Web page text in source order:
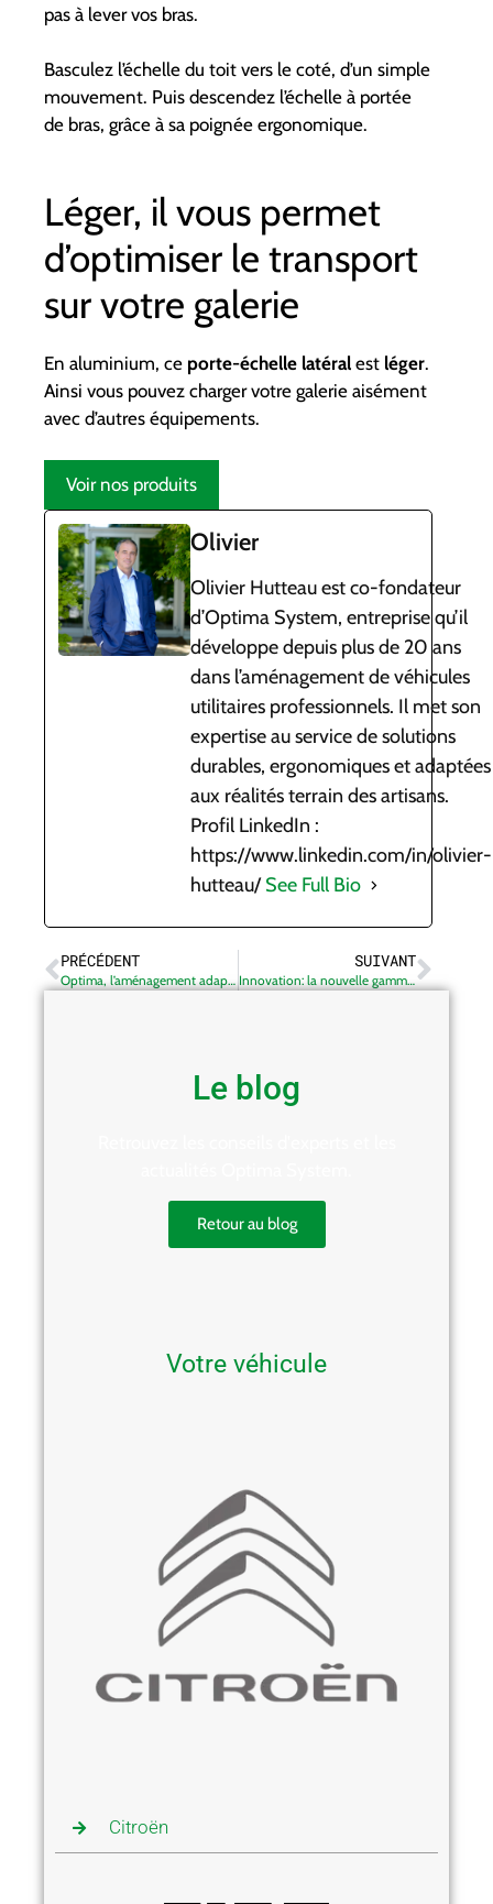
pas à lever vos bras.
Basculez l’échelle du toit vers le coté, d’un simple
mouvement. Puis descendez l’échelle à portée
de bras, grâce à sa poignée ergonomique.
Léger, il vous permet
d’optimiser le transport
sur votre galerie
En aluminium, ce porte-échelle latéral est léger.
Ainsi vous pouvez charger votre galerie aisément
avec d’autres équipements.
Voir nos produits
Olivier
Olivier Hutteau est co-fondateur
d’Optima System, entreprise qu’il
développe depuis plus de 20 ans
dans l’aménagement de véhicules
utilitaires professionnels. Il met son
expertise au service de solutions
durables, ergonomiques et adaptées
aux réalités terrain des artisans.
Profil LinkedIn :
https://www.linkedin.com/in/olivier-
hutteau/See Full Bio
PRÉCÉDENT
Optima, l’aménagement adapté à votre véhicule, quelle que soit sa marque
SUIVANT
Innovation: la nouvelle gamme structurelle Optima
Le blog
Retour au blog
Votre véhicule
Citroën